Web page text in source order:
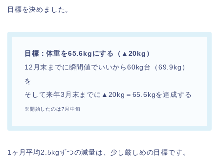
目標を決めました。
目標：体重を65.6kgにする（▲20kg）
12月末までに瞬間値でいいから60kg台（69.9kg）
を
そして来年3月末までに▲20kg＝65.6kgを達成する
※開始したのは7月中旬
1ヶ月平均2.5kgずつの減量は、少し厳しめの目標です。